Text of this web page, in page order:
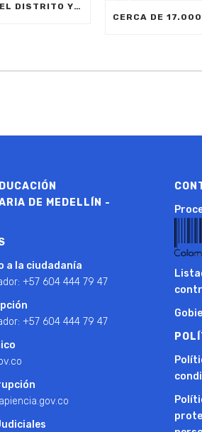
NUEVA ALIANZA DEL DISTRITO Y LA EMPRESA PRIVADA PERMITIRÁ FORMAR A CIUDADANOS DE MEDELLÍN EN INTELIGENCIA ARTIFICIAL APLICADA A LOS NEGOCIOS
DE MEDELLÍN -
a la ciudadanía
+57 604 444 79 47
+57 604 444 79 47